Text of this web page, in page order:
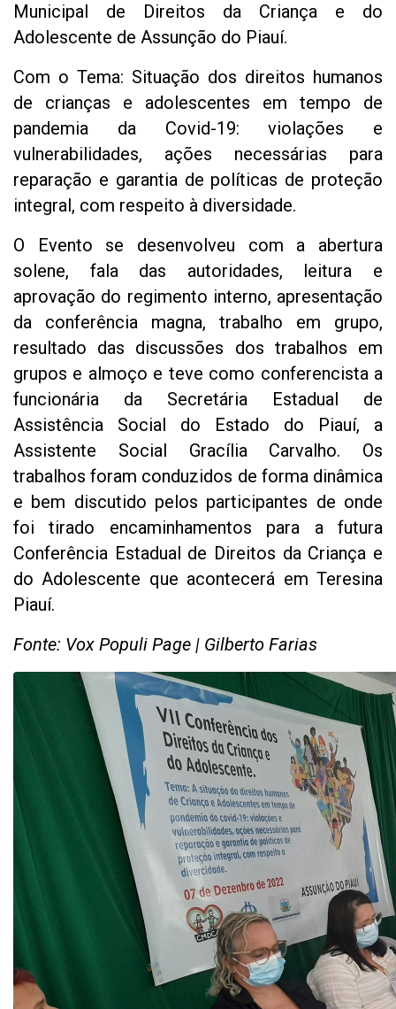
Municipal de Direitos da Criança e do
Adolescente de Assunção do Piauí.
Com o Tema: Situação dos direitos humanos
de crianças e adolescentes em tempo de
pandemia da Covid-19: violações e
vulnerabilidades, ações necessárias para
reparação e garantia de políticas de proteção
integral, com respeito à diversidade.
O Evento se desenvolveu com a abertura
solene, fala das autoridades, leitura e
aprovação do regimento interno, apresentação
da conferência magna, trabalho em grupo,
resultado das discussões dos trabalhos em
grupos e almoço e teve como conferencista a
funcionária da Secretária Estadual de
Assistência Social do Estado do Piauí, a
Assistente Social Gracília Carvalho. Os
trabalhos foram conduzidos de forma dinâmica
e bem discutido pelos participantes de onde
foi tirado encaminhamentos para a futura
Conferência Estadual de Direitos da Criança e
do Adolescente que acontecerá em Teresina
Piauí.
Fonte: Vox Populi Page | Gilberto Farias